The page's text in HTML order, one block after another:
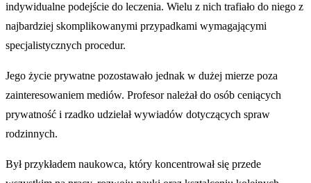
indywidualne podejście do leczenia. Wielu z nich trafiało do niego z
najbardziej skomplikowanymi przypadkami wymagającymi
specjalistycznych procedur.
Jego życie prywatne pozostawało jednak w dużej mierze poza
zainteresowaniem mediów. Profesor należał do osób ceniących
prywatność i rzadko udzielał wywiadów dotyczących spraw
rodzinnych.
Był przykładem naukowca, który koncentrował się przede